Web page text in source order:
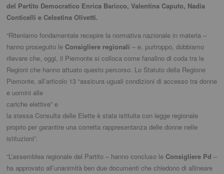
del Partito Democratico Enrica Baricco, Valentina Caputo, Nadia
Conticelli e Celestina Olivetti.
“Riteniamo fondamentale recepire la normativa nazionale in materia –
hanno proseguito leConsigliere regionali – e, purtroppo, dobbiamo
rilevare che, oggi, il Piemonte si colloca come fanalino di coda tra le
Regioni che hanno attuato questo percorso. Lo Statuto della Regione
Piemonte, all’articolo 13 “assicura uguali condizioni di accesso tra donne
e uomini alle
cariche elettive” e
la stessa Consulta delle Elette è stata istituita con legge regionale
proprio per garantire una corretta rappresentanza delle donne nelle
istituzioni”.
“L’assemblea regionale del Partito – hanno concluso leConsigliere Pd –
ha approvato all’unanimità ben due documenti che chiedono di allineare